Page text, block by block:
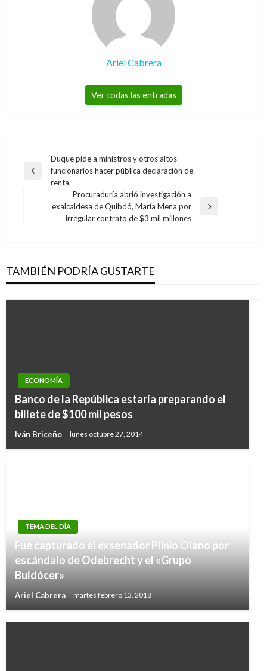
Ariel Cabrera
Ver todas las entradas
Navegación
de
Entrada
anterior
Duque pide a ministros y otros altos
funcionarios hacer pública declaración de
renta
Entrada
siguiente
Procuraduría abrió investigación a
exalcaldesa de Quibdó, María Mena por
irregular contrato de $3 mil millones
TAMBIÉN PODRÍA GUSTARTE
ECONOMÍA
Banco de la República estaría preparando el
billete de $100 mil pesos
Iván Briceño lunes octubre 27, 2014
TEMA DEL DÍA
Fue capturado el exsenador Plinio Olano por
escándalo de Odebrecht y el «Grupo
Buldócer»
Ariel Cabrera martes febrero 13, 2018